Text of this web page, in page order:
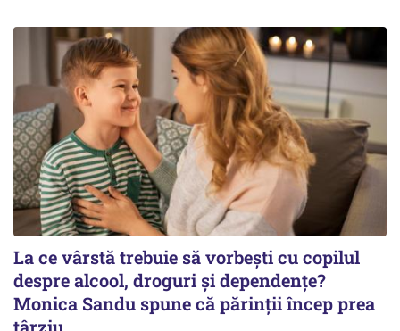
La ce vârstă trebuie să vorbești cu copilul
despre alcool, droguri și dependențe?
Monica Sandu spune că părinții încep prea